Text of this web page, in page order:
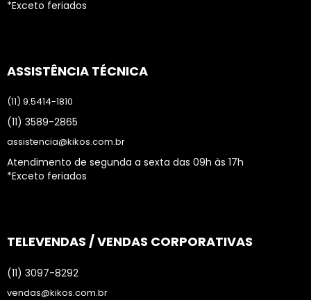
*Exceto feriados
ASSISTÊNCIA TÉCNICA
(11) 9.5414-1810
(11) 3589-2865
assistencia@kikos.com.br
Atendimento de segunda a sexta das 09h às 17h
*Exceto feriados
TELEVENDAS / VENDAS CORPORATIVAS
(11) 3097-8292
vendas@kikos.com.br